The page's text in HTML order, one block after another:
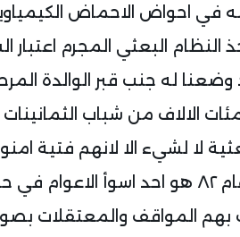
في احواض الاحماض
النظام البعثي المجرم
وضعنا له جنب قبر الوالدة
الالاف من شباب
لا لشيء الا لانهم فتية
مجرمي البعث الفاجر، ولعل عام ٨٢ هو
بهم المواقف والمعتقلات